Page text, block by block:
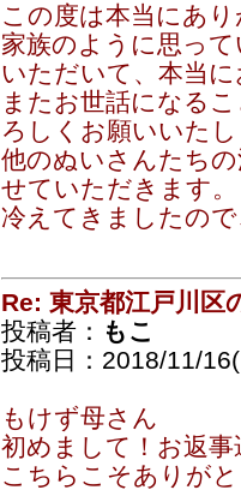
この度は本当にあ
家族のように思っ
いただいて、本当
またお世話になる
ろしくお願いいた
他のぬいさんたち
せていただきます。
冷えてきましたの
Re: 東京都江戸川区
投稿者： もこ
投稿日：2018/11/
もけず母さん
初めまして！お返
こちらこそありが